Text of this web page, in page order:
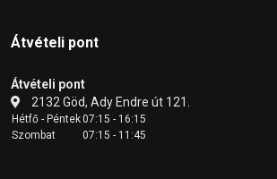
Átvételi pont
Átvételi pont
2132 Göd, Ady Endre út 121.
Hétfő - Péntek07:15 - 16:15
Szombat
07:15 - 11:45